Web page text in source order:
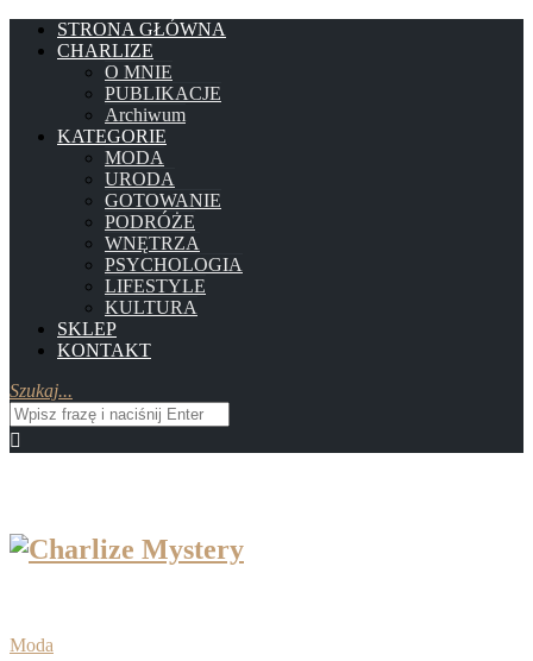
STRONA GŁÓWNA
CHARLIZE
O MNIE
PUBLIKACJE
Archiwum
KATEGORIE
MODA
URODA
GOTOWANIE
PODRÓŻE
WNĘTRZA
PSYCHOLOGIA
LIFESTYLE
KULTURA
SKLEP
KONTAKT
Szukaj...
Moda